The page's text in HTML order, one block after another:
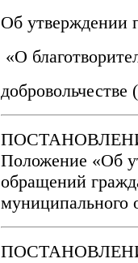
Об утверждении
«О
добровольчестве
Положение «Об
обращений
муниципального